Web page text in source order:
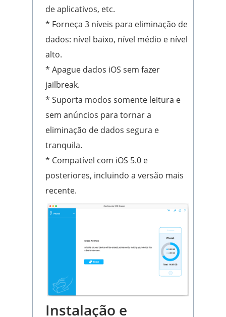
de aplicativos, etc.
* Forneça 3 níveis para eliminação de
dados: nível baixo, nível médio e nível
alto.
* Apague dados iOS sem fazer
jailbreak.
* Suporta modos somente leitura e
sem anúncios para tornar a
eliminação de dados segura e
tranquila.
* Compatível com iOS 5.0 e
posteriores, incluindo a versão mais
recente.
Instalação e